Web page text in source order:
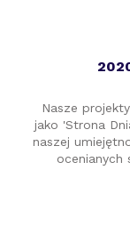
Nasze
jako 'Strona
naszej
ocenianych